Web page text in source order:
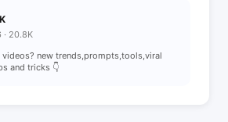
20.8K
new trends,prompts,tools,viral
and tricks 👇